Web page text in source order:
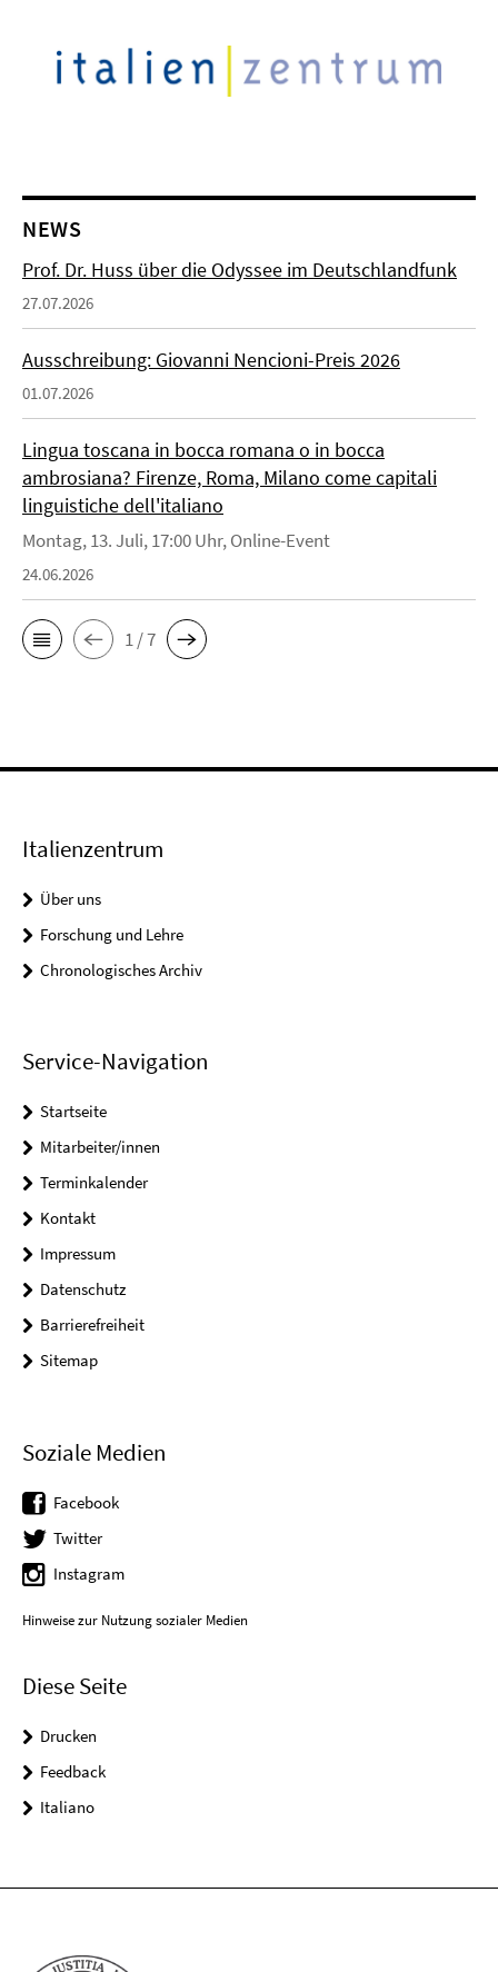
NEWS
Prof. Dr. Huss über die Odyssee im Deutschlandfunk
27.07.2026
Ausschreibung: Giovanni Nencioni-Preis 2026
01.07.2026
Lingua toscana in bocca romana o in bocca
ambrosiana? Firenze, Roma, Milano come capitali
linguistiche dell'italiano
Montag, 13. Juli, 17:00 Uhr, Online-Event
24.06.2026
1 / 7
Italienzentrum
Über uns
Forschung und Lehre
Chronologisches Archiv
Service-Navigation
Startseite
Mitarbeiter/innen
Terminkalender
Kontakt
Impressum
Datenschutz
Barrierefreiheit
Sitemap
Soziale Medien
Facebook
Twitter
Instagram
Hinweise zur Nutzung sozialer Medien
Diese Seite
Drucken
Feedback
Italiano